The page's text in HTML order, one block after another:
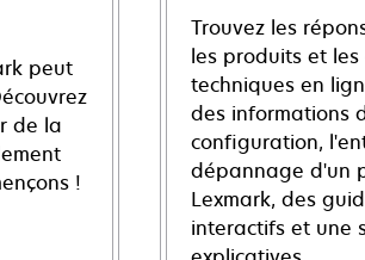
peut
de la
!
Trouvez les
les produits et
techniques en
des informations
configuration,
dépannage d'un
Lexmark, des
interactifs et une